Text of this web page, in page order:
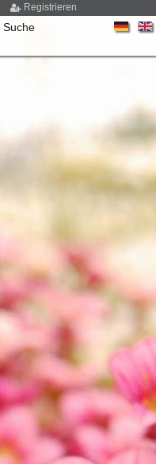
Registrieren
Suche